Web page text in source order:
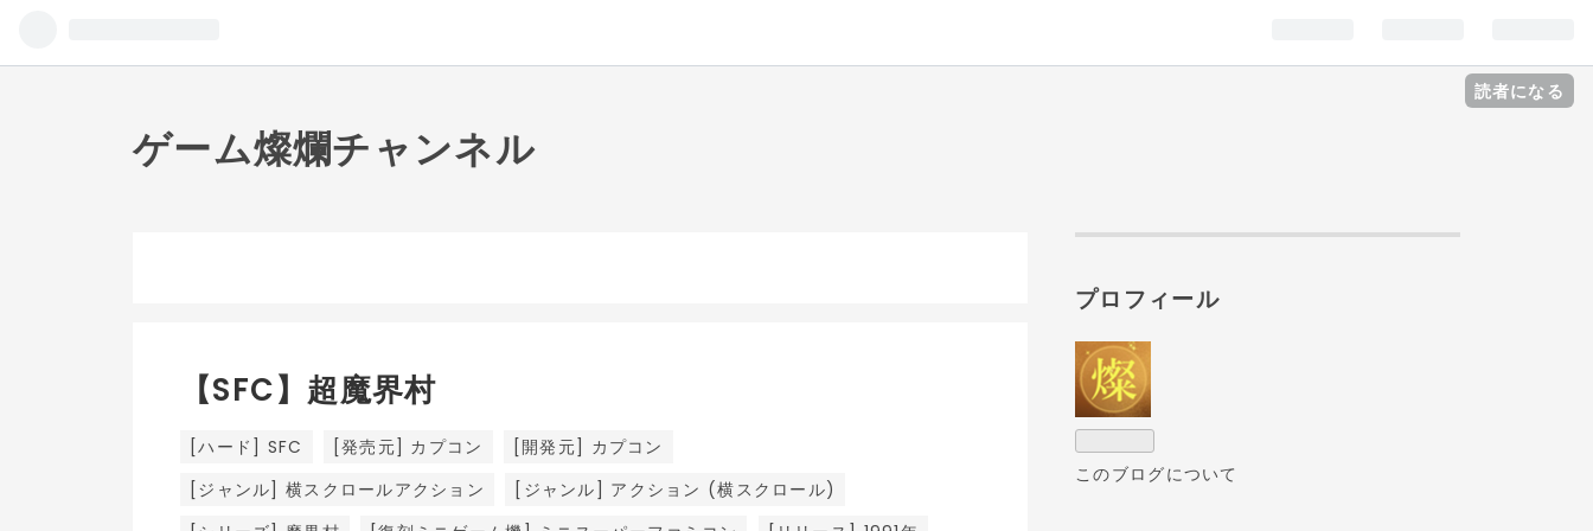
読者になる
ゲーム燦爛チャンネル
【SFC】超魔界村
[ハード] SFC [発売元] カプコン
[開発元] カプコン
[ジャンル] 横スクロールアクション
[ジャンル] アクション (横スクロール)
プロフィール
このブログについて